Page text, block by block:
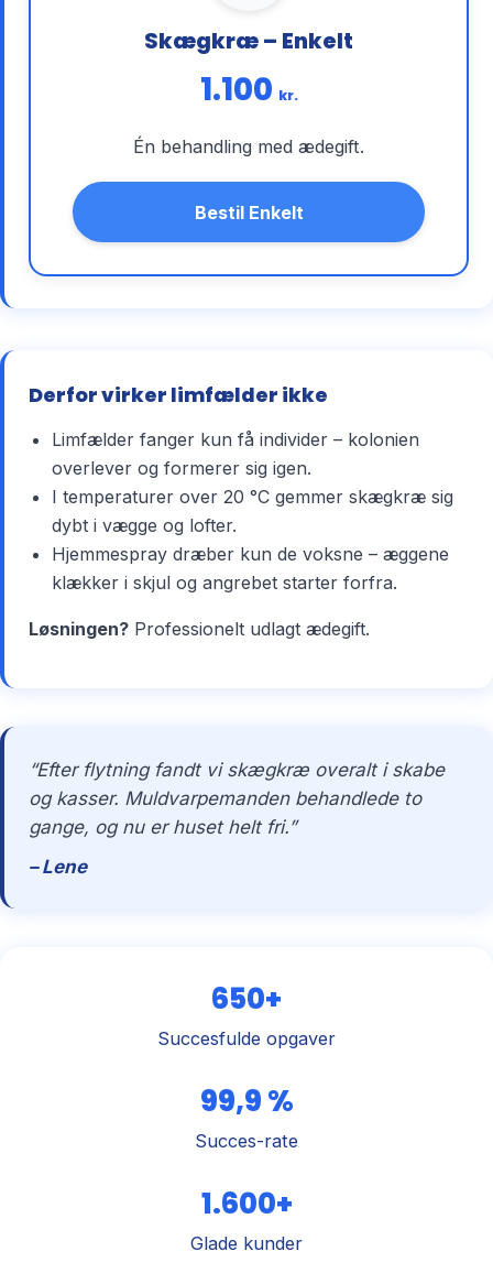
Skægkræ – Enkelt
1.100 kr.
Én behandling med ædegift.
Bestil Enkelt
Derfor virker limfælder ikke
Limfælder fanger kun få individer – kolonien
overlever og formerer sig igen.
I temperaturer over 20 °C gemmer skægkræ sig
dybt i vægge og lofter.
Hjemmespray dræber kun de voksne – æggene
klækker i skjul og angrebet starter forfra.
Løsningen? Professionelt udlagt ædegift.
“Efter flytning fandt vi skægkræ overalt i skabe
og kasser. Muldvarpemanden behandlede to
gange, og nu er huset helt fri.”
– Lene
650+
Succesfulde opgaver
99,9 %
Succes-rate
1.600+
Glade kunder